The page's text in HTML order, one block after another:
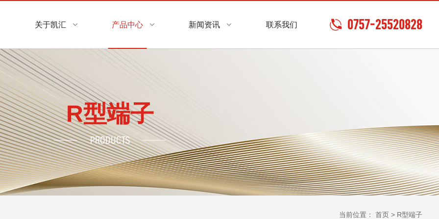
关于凯汇 产品中心 新闻资讯 联系我们 0757-25520828
R型端子
PRODUCTS
当前位置：首页 > R型端子